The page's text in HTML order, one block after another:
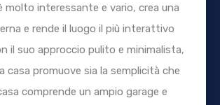
molto interessante e vario, crea una
e rende il luogo il più interattivo
il suo approccio pulito e minimalista,
casa promuove sia la semplicità che
comprende un ampio garage e